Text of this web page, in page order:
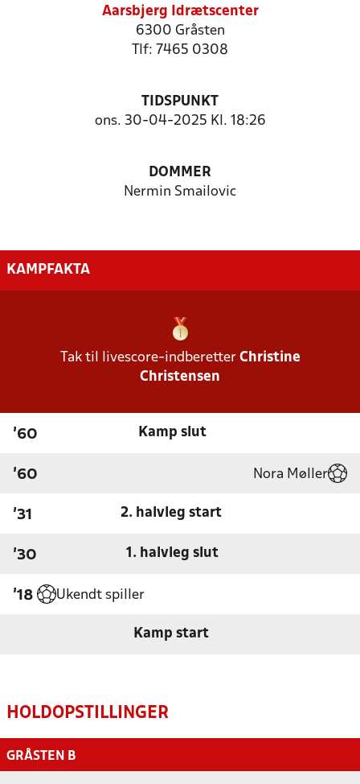
Aarsbjerg Idrætscenter
6300 Gråsten
Tlf: 7465 0308
TIDSPUNKT
ons. 30-04-2025 Kl. 18:26
DOMMER
Nermin Smailovic
KAMPFAKTA
Tak til livescore-indberetter Christine
Christensen
'60 Kamp slut
'60 Nora Møller
'31 2. halvleg start
'30 1. halvleg slut
'18 Ukendt spiller
Kamp start
HOLDOPSTILLINGER
GRÅSTEN B